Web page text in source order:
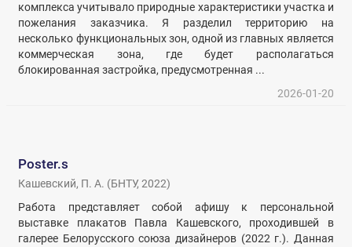
комплекса учитывало природные характеристики участка и
пожелания заказчика. Я разделил территорию на
несколько функциональных зон, одной из главных является
коммерческая зона, где будет располагаться
блокированная застройка, предусмотренная ...
2026-01-20
Poster.s
Кашевский, П. А. (БНТУ,2022)
Работа представляет собой афишу к персональной
выставке плакатов Павла Кашевского, проходившей в
галерее Белорусского союза дизайнеров (2022 г.). Данная